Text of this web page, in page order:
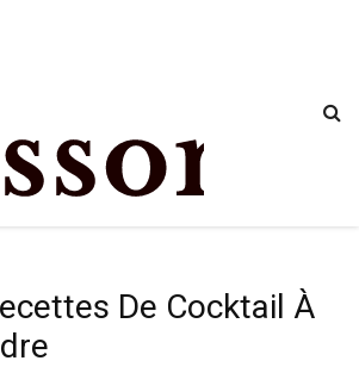
De Cocktail À